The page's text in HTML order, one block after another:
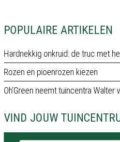
POPULAIRE ARTIKELEN
Hardnekkig onkruid: de truc met
Rozen en pioenrozen kiezen
Oh’Green neemt tuincentra
VIND JOUW